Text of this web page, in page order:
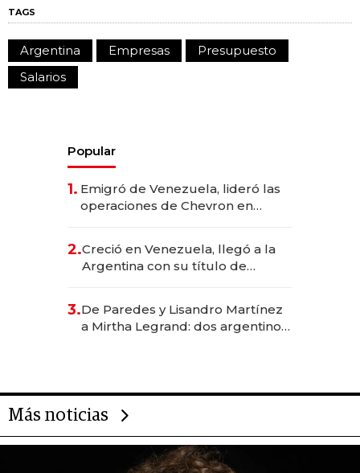
TAGS
Argentina Empresas
Presupuesto
Salarios
Popular
1. Emigró de Venezuela, lideró las
operaciones de Chevron en
2.Creció en Venezuela, llegó a la
Argentina con su título de
las marcas "fast premium"
3.De Paredes y Lisandro Martínez
a Mirtha Legrand: dos argentinos
Más noticias